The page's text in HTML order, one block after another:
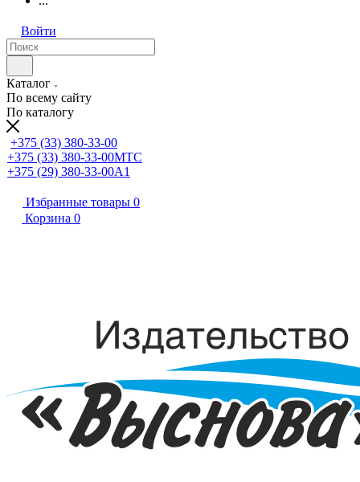
Войти
Каталог
По всему сайту
По каталогу
+375 (33) 380-33-00
+375 (33) 380-33-00МТС
+375 (29) 380-33-00А1
Избранные товары 0
Корзина 0